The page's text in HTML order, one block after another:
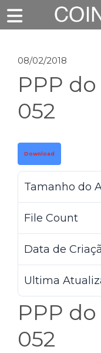
08/02/2018
PPP
052
Download
Tamanho do
File Count
Data de
Ultima
PPP
052